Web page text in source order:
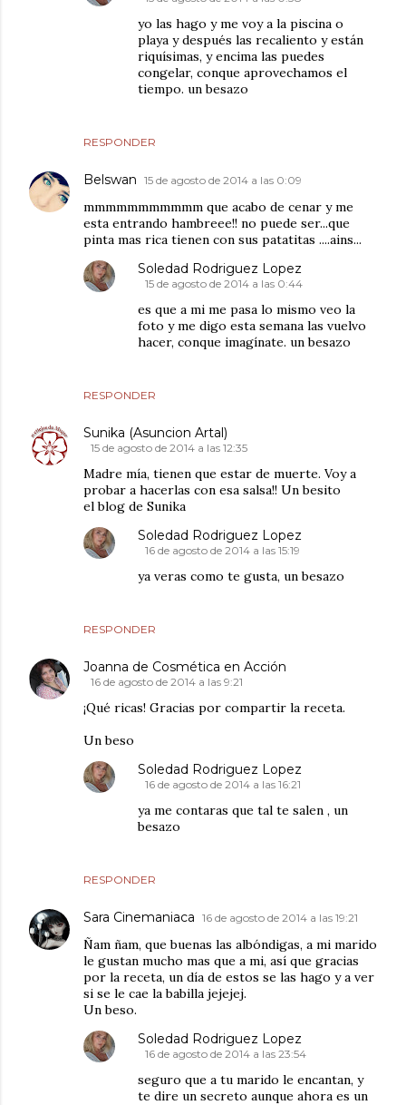
RESPONDER
yo las hago y me voy a la piscina o
playa y después las recaliento y están
riquísimas, y encima las puedes
congelar, conque aprovechamos el
tiempo. un besazo
Belswan 15 de agosto de 2014 a las 0:09
mmmmmmmmmmm que acabo de cenar y me
esta entrando hambreee!! no puede ser...que
pinta mas rica tienen con sus patatitas ....ains...
RESPONDER
Soledad Rodriguez Lopez
15 de agosto de 2014 a las 0:44
es que a mi me pasa lo mismo veo la
foto y me digo esta semana las vuelvo
hacer, conque imagínate. un besazo
Sunika (Asuncion Artal)
15 de agosto de 2014 a las 12:35
Madre mía, tienen que estar de muerte. Voy a
probar a hacerlas con esa salsa!! Un besito
el blog de Sunika
RESPONDER
Soledad Rodriguez Lopez
16 de agosto de 2014 a las 15:19
ya veras como te gusta, un besazo
Joanna de Cosmética en Acción
16 de agosto de 2014 a las 9:21
¡Qué ricas! Gracias por compartir la receta.
Un beso
RESPONDER
Soledad Rodriguez Lopez
16 de agosto de 2014 a las 16:21
ya me contaras que tal te salen , un
besazo
Sara Cinemaniaca 16 de agosto de 2014 a las 19:21
Ñam ñam, que buenas las albóndigas, a mi marido
le gustan mucho mas que a mi, así que gracias
por la receta, un día de estos se las hago y a ver
si se le cae la babilla jejejej.
Un beso.
Soledad Rodriguez Lopez
16 de agosto de 2014 a las 23:54
seguro que a tu marido le encantan, y
te dire un secreto aunque ahora es un